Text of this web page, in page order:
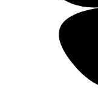
Sandra Hillén:
inte är bibliotekarie i
det här uppsökande
biblioteken. Och just
med andra aktörer
kompetenser som
Och jag tror att det